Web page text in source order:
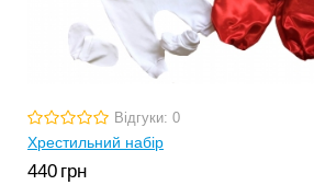
Відгуки: 0
Хрестильний набір
440 грн